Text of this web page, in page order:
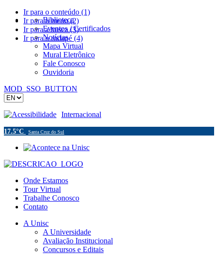
Ir para o conteúdo (1)
Ir para o menu (2)
Ir para a busca (3)
Ir para o rodapé (4)
Biblioteca
Eventos / Certificados
Notícias
Mapa Virtual
Mural Eletrônico
Fale Conosco
Ouvidoria
MOD_SSO_BUTTON
Acessibilidade Internacional
17.5°C Santa Cruz do Sul
Onde Estamos
Tour Virtual
Trabalhe Conosco
Contato
A Unisc
A Universidade
Avaliação Institucional
Concursos e Editais